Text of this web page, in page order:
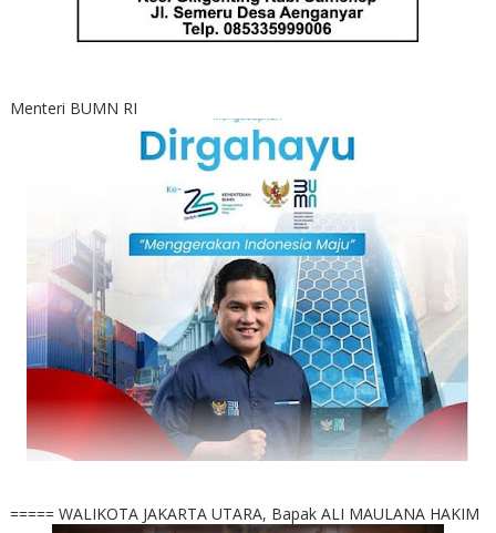
Menteri BUMN RI
===== WALIKOTA JAKARTA UTARA, Bapak ALI MAULANA HAKIM